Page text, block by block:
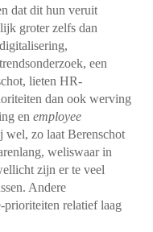
dat dit hun veruit
groter zelfs dan
een
lieten HR-
dan ook werving
enemployee
wel, zo laat Berenschot
weliswaar in
zijn er te veel
Andere
prioriteiten relatief laag